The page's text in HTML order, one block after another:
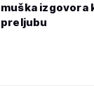
muška izgovora
preljubu